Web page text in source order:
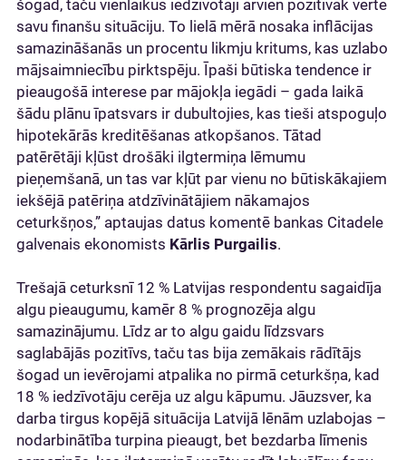
šogad, taču vienlaikus iedzīvotāji arvien pozitīvāk vērtē
savu finanšu situāciju. To lielā mērā nosaka inflācijas
samazināšanās un procentu likmju kritums, kas uzlabo
mājsaimniecību pirktspēju. Īpaši būtiska tendence ir
pieaugošā interese par mājokļa iegādi – gada laikā
šādu plānu īpatsvars ir dubultojies, kas tieši atspoguļo
hipotekārās kreditēšanas atkopšanos. Tātad
patērētāji kļūst drošāki ilgtermiņa lēmumu
pieņemšanā, un tas var kļūt par vienu no būtiskākajiem
iekšējā patēriņa atdzīvinātājiem nākamajos
ceturkšņos,” aptaujas datus komentē bankas Citadele
galvenais ekonomists Kārlis Purgailis.
Trešajā ceturksnī 12 % Latvijas respondentu sagaidīja
algu pieaugumu, kamēr 8 % prognozēja algu
samazinājumu. Līdz ar to algu gaidu līdzsvars
saglabājās pozitīvs, taču tas bija zemākais rādītājs
šogad un ievērojami atpalika no pirmā ceturkšņa, kad
18 % iedzīvotāju cerēja uz algu kāpumu. Jāuzsver, ka
darba tirgus kopējā situācija Latvijā lēnām uzlabojas –
nodarbinātība turpina pieaugt, bet bezdarba līmenis